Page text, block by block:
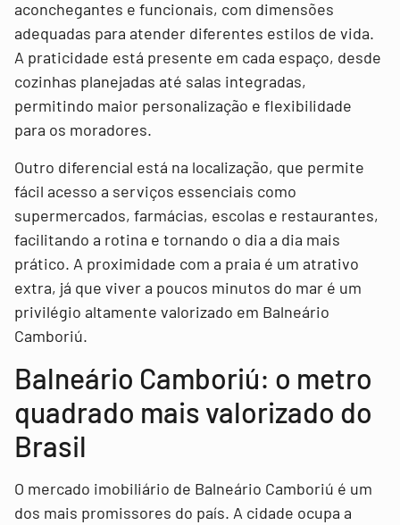
aconchegantes e funcionais, com dimensões
adequadas para atender diferentes estilos de vida.
A praticidade está presente em cada espaço, desde
cozinhas planejadas até salas integradas,
permitindo maior personalização e flexibilidade
para os moradores.
Outro diferencial está na localização, que permite
fácil acesso a serviços essenciais como
supermercados, farmácias, escolas e restaurantes,
facilitando a rotina e tornando o dia a dia mais
prático. A proximidade com a praia é um atrativo
extra, já que viver a poucos minutos do mar é um
privilégio altamente valorizado em Balneário
Camboriú.
Balneário Camboriú: o metro
quadrado mais valorizado do
Brasil
O mercado imobiliário de Balneário Camboriú é um
dos mais promissores do país. A cidade ocupa a